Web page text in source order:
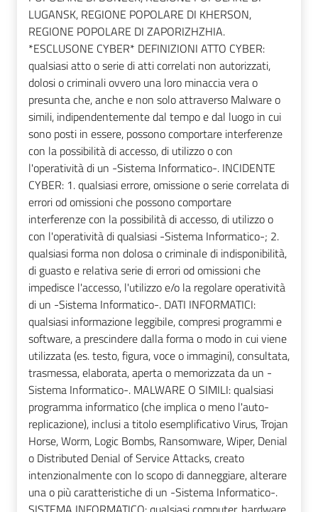
LUGANSK, REGIONE POPOLARE DI KHERSON,
REGIONE POPOLARE DI ZAPORIZHZHIA.
*ESCLUSONE CYBER* DEFINIZIONI ATTO CYBER:
qualsiasi atto o serie di atti correlati non autorizzati,
dolosi o criminali ovvero una loro minaccia vera o
presunta che, anche e non solo attraverso Malware o
simili, indipendentemente dal tempo e dal luogo in cui
sono posti in essere, possono comportare interferenze
con la possibilità di accesso, di utilizzo o con
l'operatività di un -Sistema Informatico-. INCIDENTE
CYBER: 1. qualsiasi errore, omissione o serie correlata di
errori od omissioni che possono comportare
interferenze con la possibilità di accesso, di utilizzo o
con l'operatività di qualsiasi -Sistema Informatico-; 2.
qualsiasi forma non dolosa o criminale di indisponibilità,
di guasto e relativa serie di errori od omissioni che
impedisce l'accesso, l'utilizzo e/o la regolare operatività
di un -Sistema Informatico-. DATI INFORMATICI:
qualsiasi informazione leggibile, compresi programmi e
software, a prescindere dalla forma o modo in cui viene
utilizzata (es. testo, figura, voce o immagini), consultata,
trasmessa, elaborata, aperta o memorizzata da un -
Sistema Informatico-. MALWARE O SIMILI: qualsiasi
programma informatico (che implica o meno l'auto-
replicazione), inclusi a titolo esemplificativo Virus, Trojan
Horse, Worm, Logic Bombs, Ransomware, Wiper, Denial
o Distributed Denial of Service Attacks, creato
intenzionalmente con lo scopo di danneggiare, alterare
una o più caratteristiche di un -Sistema Informatico-.